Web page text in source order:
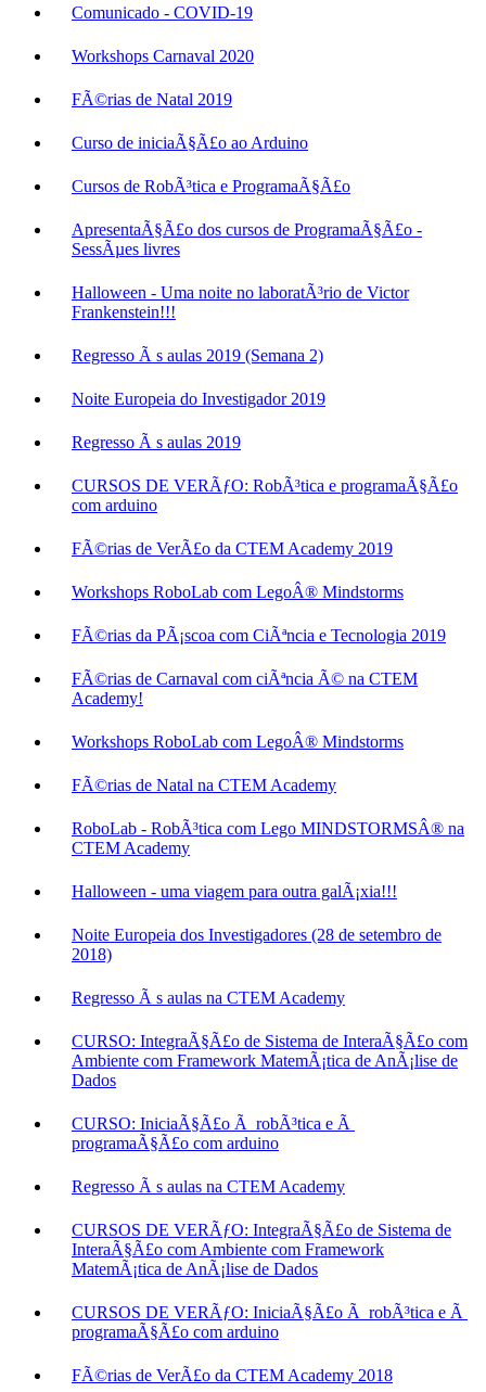
Comunicado - COVID-19
Workshops Carnaval 2020
FÃ©rias de Natal 2019
Curso de iniciaÃ§Ã£o ao Arduino
Cursos de RobÃ³tica e ProgramaÃ§Ã£o
ApresentaÃ§Ã£o dos cursos de ProgramaÃ§Ã£o -
SessÃµes livres
Halloween - Uma noite no laboratÃ³rio de Victor
Frankenstein!!!
Regresso Ã s aulas 2019 (Semana 2)
Noite Europeia do Investigador 2019
Regresso Ã s aulas 2019
CURSOS DE VERÃƒO: RobÃ³tica e programaÃ§Ã£o
com arduino
FÃ©rias de VerÃ£o da CTEM Academy 2019
Workshops RoboLab com LegoÂ® Mindstorms
FÃ©rias da PÃ¡scoa com CiÃªncia e Tecnologia 2019
FÃ©rias de Carnaval com ciÃªncia Ã© na CTEM
Academy!
Workshops RoboLab com LegoÂ® Mindstorms
FÃ©rias de Natal na CTEM Academy
RoboLab - RobÃ³tica com Lego MINDSTORMSÂ® na
CTEM Academy
Halloween - uma viagem para outra galÃ¡xia!!!
Noite Europeia dos Investigadores (28 de setembro de
2018)
Regresso Ã s aulas na CTEM Academy
CURSO: IntegraÃ§Ã£o de Sistema de InteraÃ§Ã£o com
Ambiente com Framework MatemÃ¡tica de AnÃ¡lise de
Dados
CURSO: IniciaÃ§Ã£o Ã robÃ³tica e Ã
programaÃ§Ã£o com arduino
Regresso Ã s aulas na CTEM Academy
CURSOS DE VERÃƒO: IntegraÃ§Ã£o de Sistema de
InteraÃ§Ã£o com Ambiente com Framework
MatemÃ¡tica de AnÃ¡lise de Dados
CURSOS DE VERÃƒO: IniciaÃ§Ã£o Ã robÃ³tica e Ã
programaÃ§Ã£o com arduino
FÃ©rias de VerÃ£o da CTEM Academy 2018